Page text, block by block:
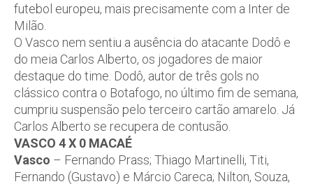
futebol europeu, mais precisamente com a Inter de
Milão.
O Vasco nem sentiu a ausência do atacante Dodô e
do meia Carlos Alberto, os jogadores de maior
destaque do time. Dodô, autor de três gols no
clássico contra o Botafogo, no último fim de semana,
cumpriu suspensão pelo terceiro cartão amarelo. Já
Carlos Alberto se recupera de contusão.
VASCO 4 X 0 MACAÉ
Vasco – Fernando Prass; Thiago Martinelli, Titi,
Fernando (Gustavo) e Márcio Careca; Nilton, Souza,